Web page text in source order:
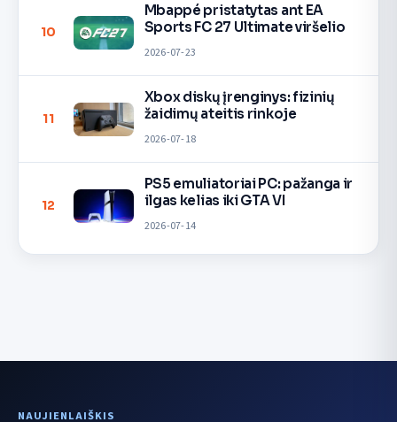
10
Mbappé pristatytas ant EA
Sports FC 27 Ultimate viršelio
2026-07-23
11
Xbox diskų įrenginys: fizinių
žaidimų ateitis rinkoje
2026-07-18
12
PS5 emuliatoriai PC: pažanga ir
ilgas kelias iki GTA VI
2026-07-14
NAUJIENLAIŠKIS